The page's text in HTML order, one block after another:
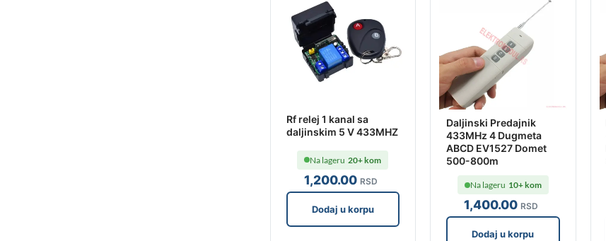
Rf relej 1 kanal sa
daljinskim 5 V 433MHZ
1,200.00 RSD
Na lageru 20+ kom
Dodaj u korpu
Daljinski Predajnik
433MHz 4 Dugmeta
ABCD EV1527 Domet
500-800m
1,400.00 RSD
Na lageru 10+ kom
Dodaj u korpu